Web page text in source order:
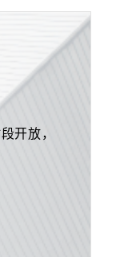
开放，